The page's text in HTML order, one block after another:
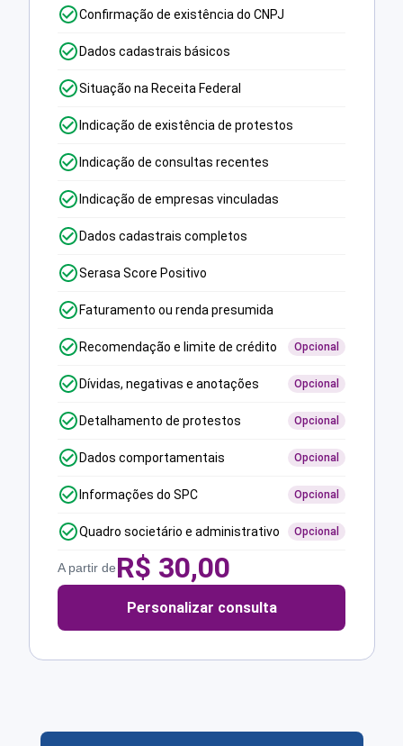
Confirmação de existência do CNPJ
Dados cadastrais básicos
Situação na Receita Federal
Indicação de existência de protestos
Indicação de consultas recentes
Indicação de empresas vinculadas
Dados cadastrais completos
Serasa Score Positivo
Faturamento ou renda presumida
Recomendação e limite de crédito Opcional
Dívidas, negativas e anotações Opcional
Detalhamento de protestos Opcional
Dados comportamentais Opcional
Informações do SPC Opcional
Quadro societário e administrativo Opcional
A partir deR$ 30,00
Personalizar consulta